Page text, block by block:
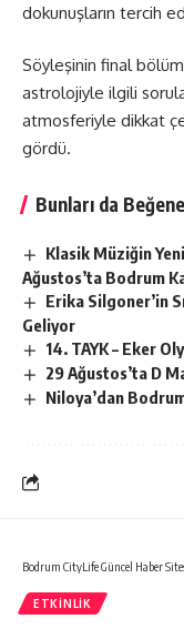
dokunuşların tercih
Söyleşinin final
astrolojiyle ilgili
atmosferiyle dikkat
gördü.
Bunları da
Klasik Müziğin
Ağustos’ta Bodrum
Erika Silgoner’in
Geliyor
14. TAYK – Eker
29 Ağustos’ta D
Niloya’dan
Bodrum CityLife Güncel Haber
ETKINLIK